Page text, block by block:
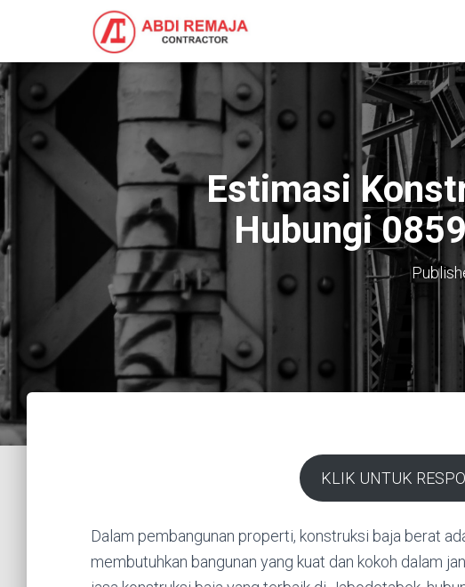
Estimasi
Hubungi
KLIK UNTUK
Dalam pembangunan properti, konstruksi baja berat
membutuhkan bangunan yang kuat dan kokoh dalam